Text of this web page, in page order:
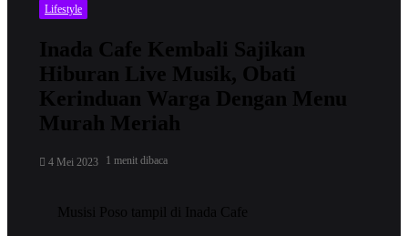
Lifestyle
Inada Cafe Kembali Sajikan
Hiburan Live Musik, Obati
Kerinduan Warga Dengan Menu
Murah Meriah
4 Mei 2023 1 menit dibaca
Musisi Poso tampil di Inada Cafe